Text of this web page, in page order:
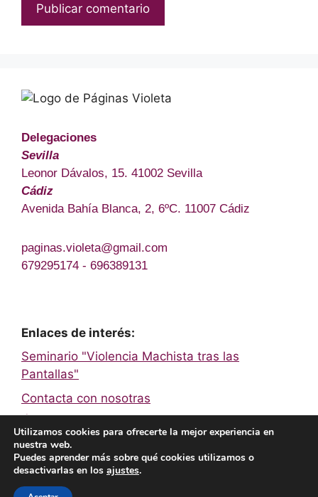
Delegaciones
Sevilla
Leonor Dávalos, 15. 41002 Sevilla
Cádiz
Avenida Bahía Blanca, 2, 6ºC. 11007 Cádiz
paginas.violeta@gmail.com
679295174 - 696389131
Enlaces de interés:
Seminario "Violencia Machista tras las
Pantallas"
Contacta con nosotras
Facebook
Twitter
Utilizamos cookies para ofrecerte la mejor experiencia en
nuestra web.
Puedes aprender más sobre qué cookies utilizamos o
desactivarlas en los ajustes.